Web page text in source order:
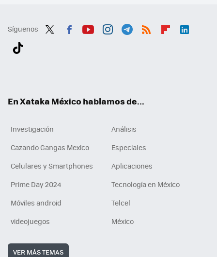
Síguenos
En Xataka México hablamos de...
Investigación
Análisis
Cazando Gangas Mexico
Especiales
Celulares y Smartphones
Aplicaciones
Prime Day 2024
Tecnología en México
Móviles android
Telcel
videojuegos
México
VER MÁS TEMAS